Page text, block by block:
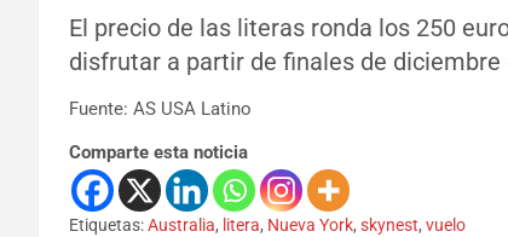
El precio de las literas ronda los 250
disfrutar a partir de finales de diciembre
Fuente: AS USA Latino
Comparte esta noticia
Etiquetas:Australia, litera, Nueva York, skynest, vuelo